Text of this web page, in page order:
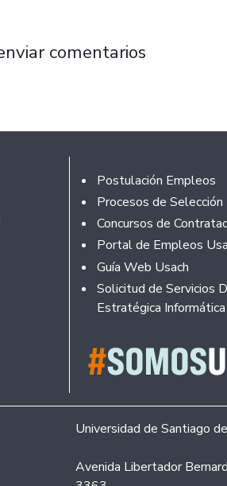
de Estudios fue sede del
comentarios
Footer
Postulación Empleos
Procesos de Selección
Concursos de
Portal de Empleos
Guía Web Usach
Solicitud de Servicios
Estratégica Informática
Universidad de Santiago
Avenida Libertador